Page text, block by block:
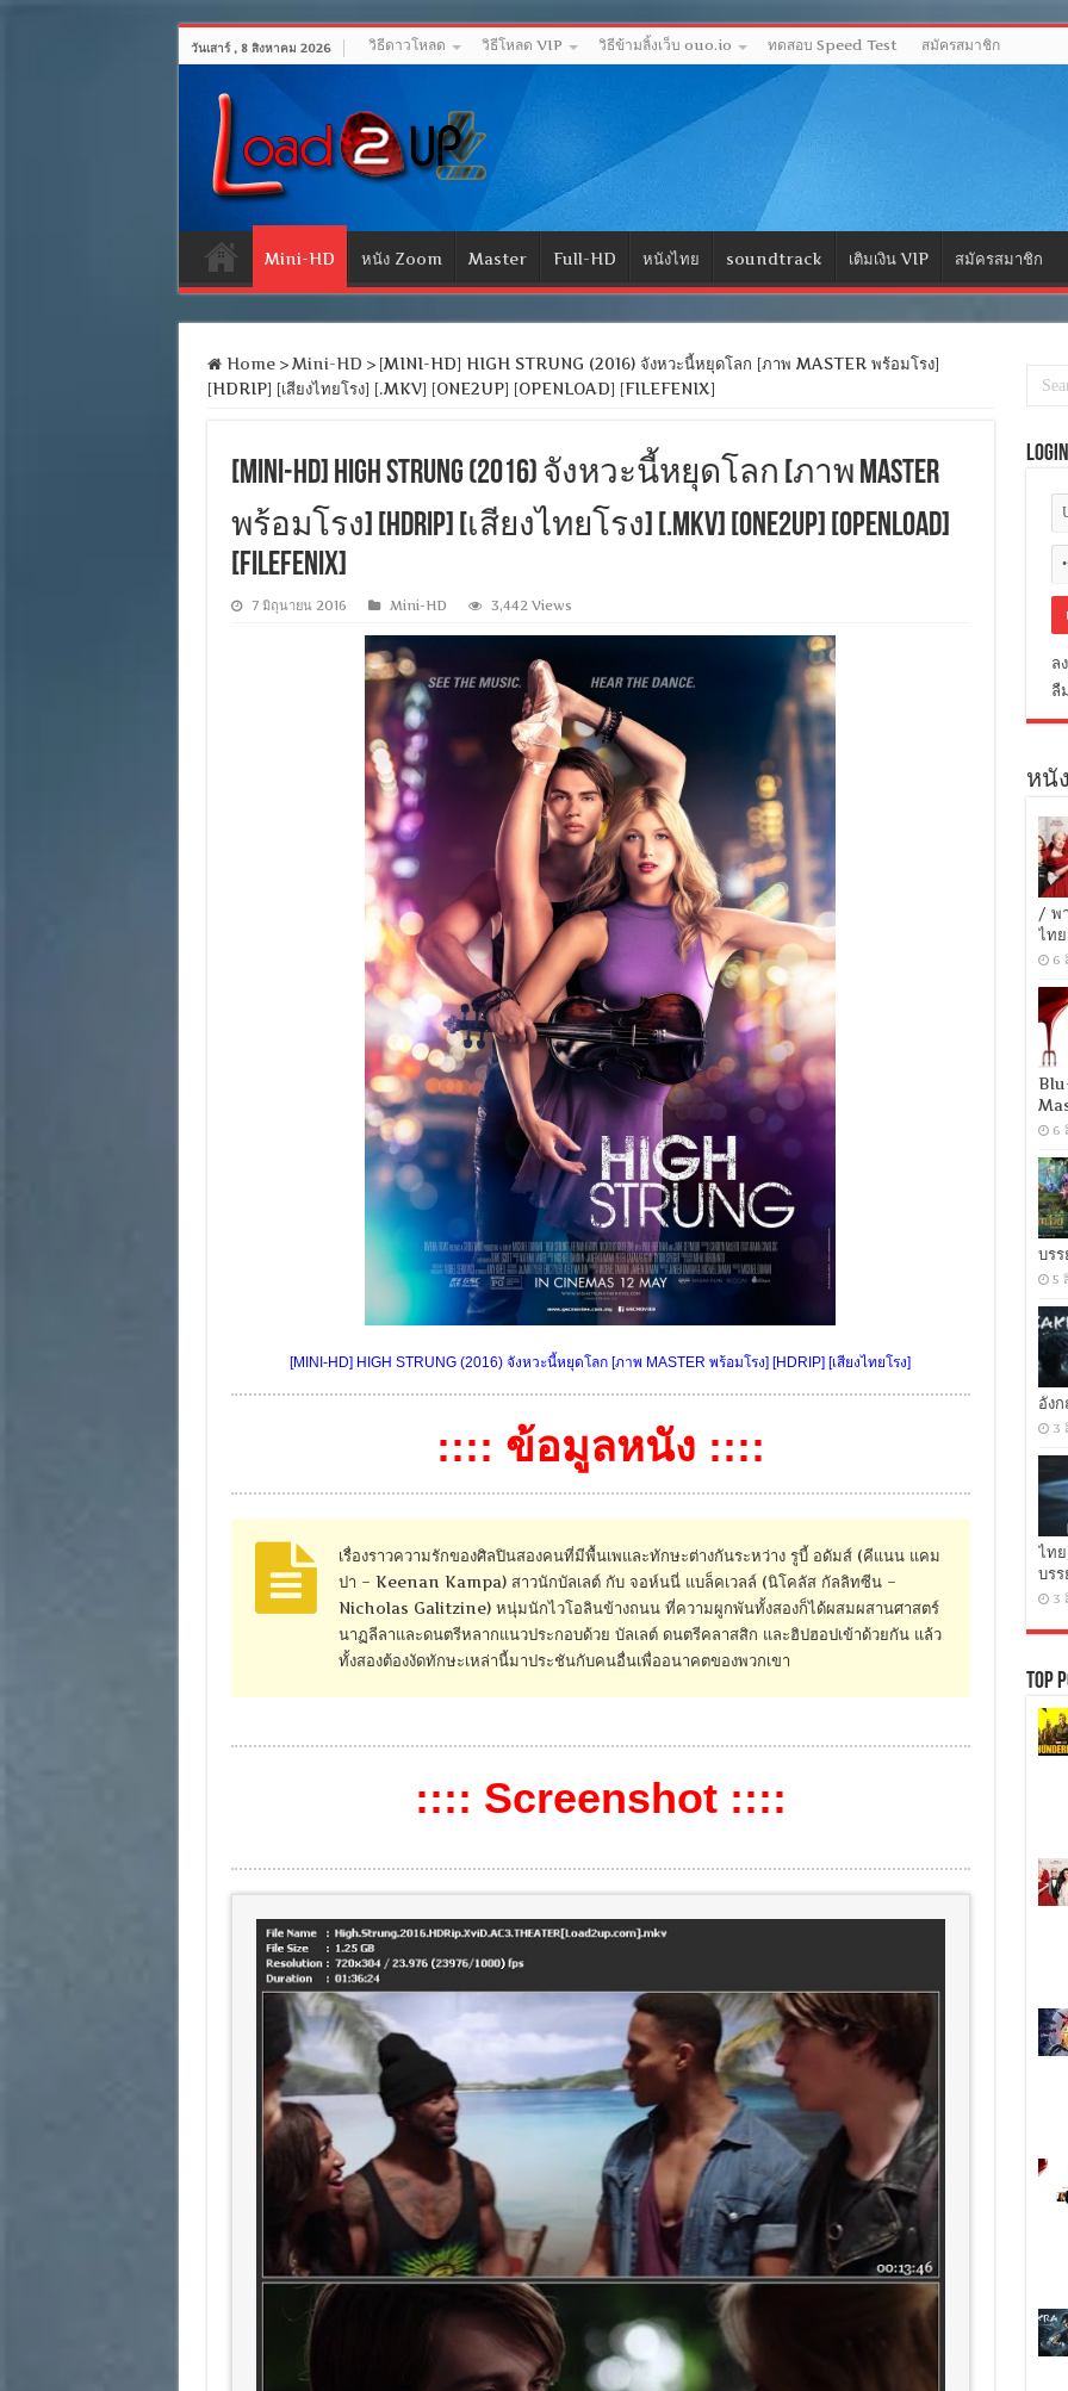
วันเสาร์ , 8 สิงหาคม 2026 วิธีดาวโหลด วิธีโหลด VIP วิธีข้ามลิ้งเว็บ ouo.io ทดสอบ Speed Test สมัครสมาชิก
Mini-HD หนัง Zoom Master Full-HD หนังไทย soundtrack เติมเงิน VIP สมัครสมาชิก
Home > Mini-HD > [MINI-HD] HIGH STRUNG (2016) จังหวะนี้หยุดโลก [ภาพ MASTER พร้อมโรง]
[HDRIP] [เสียงไทยโรง] [.MKV] [ONE2UP] [OPENLOAD] [FILEFENIX]
[MINI-HD] HIGH STRUNG (2016) จังหวะนี้หยุดโลก [ภาพ MASTER
พร้อมโรง] [HDRIP] [เสียงไทยโรง] [.MKV] [ONE2UP] [OPENLOAD]
[FILEFENIX]
7 มิถุนายน 2016 Mini-HD 3,442 Views
[MINI-HD] HIGH STRUNG (2016) จังหวะนี้หยุดโลก [ภาพ MASTER พร้อมโรง] [HDRIP] [เสียงไทยโรง]
:::: ข้อมูลหนัง ::::
เรื่องราวความรักของศิลปินสองคนที่มีพื้นเพและทักษะต่างกันระหว่าง รูบี้ อดัมส์ (คีแนน แคม
ปา – Keenan Kampa) สาวนักบัลเลต์ กับ จอห์นนี่ แบล็คเวลล์ (นิโคลัส กัลลิทซีน –
Nicholas Galitzine) หนุ่มนักไวโอลินข้างถนน ที่ความผูกพันทั้งสองก็ได้ผสมผสานศาสตร์
นาฏลีลาและดนตรีหลากแนวประกอบด้วย บัลเลต์ ดนตรีคลาสสิก และฮิปฮอปเข้าด้วยกัน แล้ว
ทั้งสองต้องงัดทักษะเหล่านี้มาประชันกับคนอื่นเพื่ออนาคตของพวกเขา
:::: Screenshot ::::
Login
ล
ลื
หนั
/ พ
ไท
6
6
บร
5
อัง
3
ไท
บร
3
Top